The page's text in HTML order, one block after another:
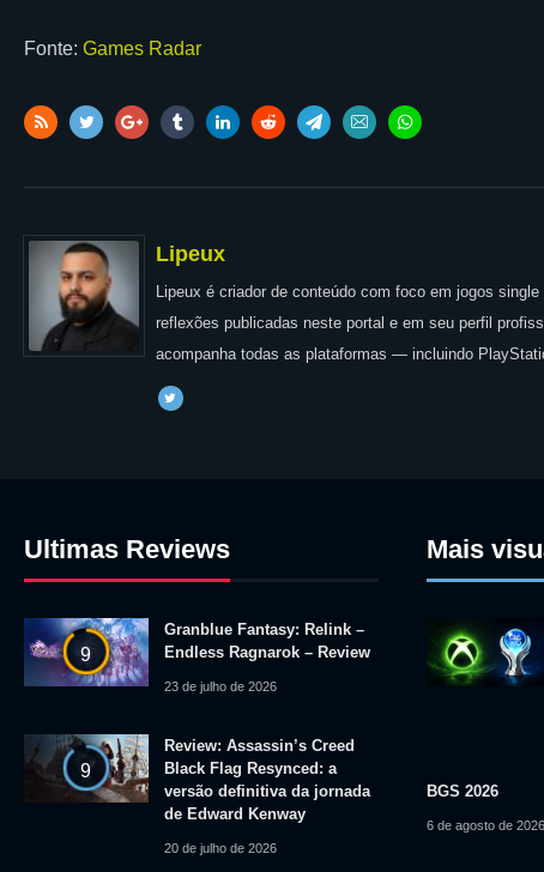
Fonte: Games Radar
Lipeux
Lipeux é criador de conteúdo com foco em jogos
reflexões publicadas neste portal e em seu perfil
acompanha todas as plataformas — incluindo
Ultimas Reviews
9
Granblue Fantasy: Relink –
Endless Ragnarok – Review
23 de julho de 2026
9
Review: Assassin’s Creed
Black Flag Resynced: a
versão definitiva da jornada
de Edward Kenway
20 de julho de 2026
Mais
BGS 2026
6 de agosto de 2026